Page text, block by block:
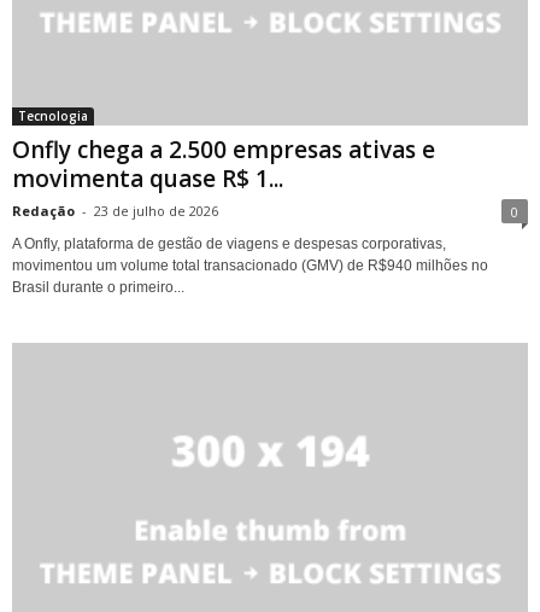
Tecnologia
Onfly chega a 2.500 empresas ativas e
movimenta quase R$ 1...
Redação - 23 de julho de 2026 0
A Onfly, plataforma de gestão de viagens e despesas corporativas,
movimentou um volume total transacionado (GMV) de R$940 milhões no
Brasil durante o primeiro...